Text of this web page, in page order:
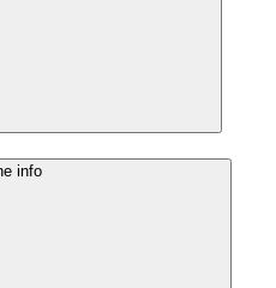
info